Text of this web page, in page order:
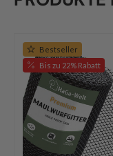
Bestseller
Bis zu 22% Rabatt